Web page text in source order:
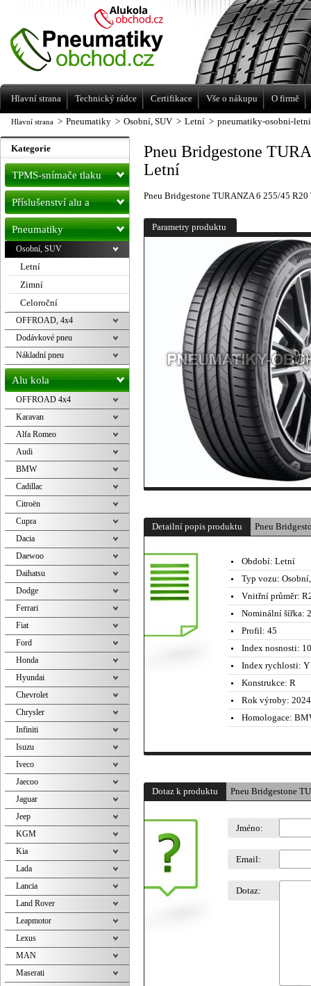
Hlavní strana > Pneumatiky > Osobní, SUV > Letní > pneumatiky-osobni-
Pneu Bridgestone
Letní
Pneu Bridgestone TURANZA 6 255/45
Parametry produktu
Detailní popis produktu Pneu
Období: Letní
Typ vozu:
Vnitřní průměr:
Nominální šířka:
Profil: 45
Index nosnosti:
Index rychlosti: Y
Konstrukce: R
Rok výroby:
Homologace:
Dotaz k produktu Pneu Bridgestone
Jméno:
Email:
Dotaz:
Kategorie
TPMS-snímače tlaku
Příslušenství alu a
pneu
Pneumatiky
Osobní, SUV
Letní
Zimní
Celoroční
OFFROAD, 4x4
Dodávkové pneu
Nákladní pneu
Alu kola
OFFROAD 4x4
Karavan
Alfa Romeo
Audi
BMW
Cadillac
Citroën
Cupra
Dacia
Daewoo
Daihatsu
Dodge
Ferrari
Fiat
Ford
Honda
Hyundai
Chevrolet
Chrysler
Infiniti
Isuzu
Iveco
Jaecoo
Jaguar
Jeep
KGM
Kia
Lada
Lancia
Land Rover
Leapmotor
Lexus
MAN
Maserati
Levné pneumatiky letní, zimní, Alu kola
a litá kola Racing Line
Hlavní strana Technický rádce Certifikace Vše o nákupu O firmě